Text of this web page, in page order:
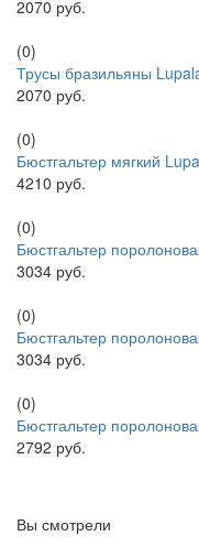
2070 руб.
(0)
Трусы бразильяны
2070 руб.
(0)
Бюстгальтер мягкий
4210 руб.
(0)
Бюстгальтер
3034 руб.
(0)
Бюстгальтер
3034 руб.
(0)
Бюстгальтер
2792 руб.
Вы смотрели